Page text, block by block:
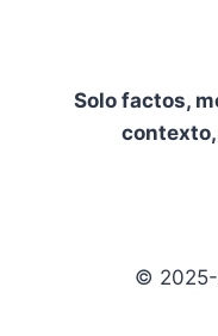
Solo factos,
© 2025-